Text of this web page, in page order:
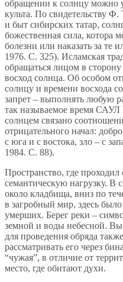
обращении к солнцу можно
культа. По свидетельству Ф.
и быт сибирских татар,
божественная сила, котора
болезни или наказать за те
1976. С. 325). Исламская
обращаться лицом в
восход солнца. Об особом
солнцу и времени восхода
запрет – выполнять любую
так называемое время
солнцем связано
отрицательного начал:
с юга и с востока, зло – с
1984. С. 88).
Пространство, где
семантическую нагрузку. В
около кладбища, вниз по
в загробный мир, здесь
умерших. Берег реки –
земной и воды небесной.
для проведения обряда
рассматривать его через
“чужая”, в отличие от
место, где обитают духи.